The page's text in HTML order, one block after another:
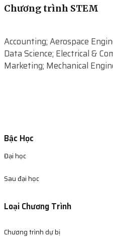
Bậc Học
Đại học
Sau đại học
Loại Chương Trình
Chương trình dự bị
Chương trình STEM
Accounting; Aerospace
Data Science; Electrical &
Marketing; Mechanical